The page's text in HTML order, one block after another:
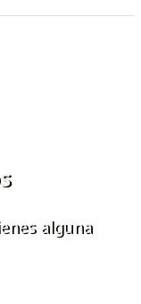
alguna